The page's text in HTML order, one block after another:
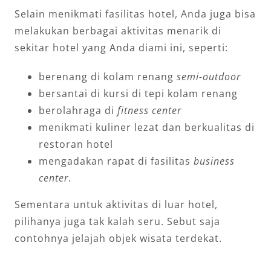
Selain menikmati fasilitas hotel, Anda juga bisa
melakukan berbagai aktivitas menarik di
sekitar hotel yang Anda diami ini, seperti:
berenang di kolam renang semi-outdoor
bersantai di kursi di tepi kolam renang
berolahraga di fitness center
menikmati kuliner lezat dan berkualitas di
restoran hotel
mengadakan rapat di fasilitas business
center.
Sementara untuk aktivitas di luar hotel,
pilihanya juga tak kalah seru. Sebut saja
contohnya jelajah objek wisata terdekat.